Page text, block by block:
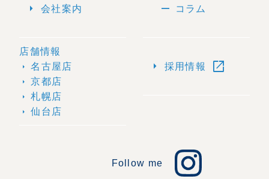
arrow_right 会社案内
店舗情報
arrow_right 名古屋店
arrow_right 京都店
arrow_right 札幌店
arrow_right 仙台店
remove コラム
arrow_right 採用情報 open_in_new
Follow me